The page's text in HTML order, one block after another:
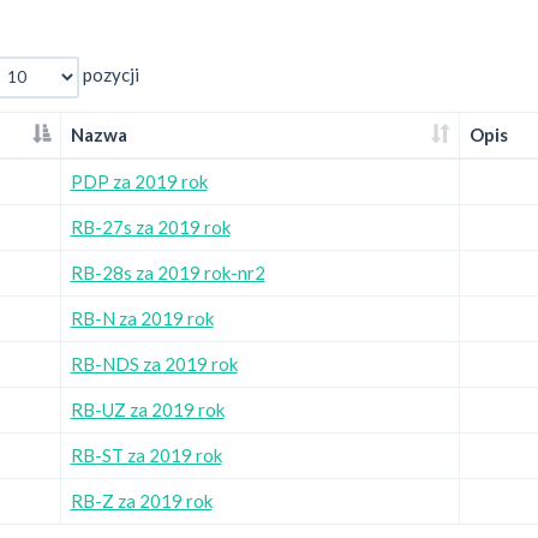
pozycji
Nazwa Opis
PDP za 2019 rok
RB-27s za 2019 rok
RB-28s za 2019 rok-nr2
RB-N za 2019 rok
RB-NDS za 2019 rok
RB-UZ za 2019 rok
RB-ST za 2019 rok
RB-Z za 2019 rok